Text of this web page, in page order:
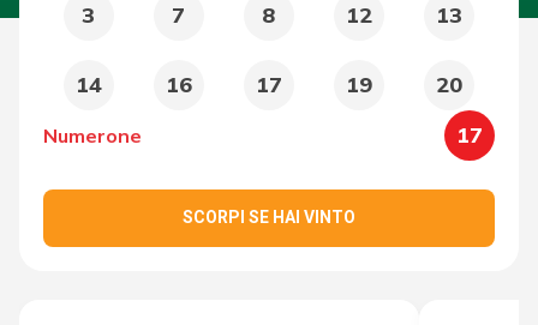
3 7 8 12 13
14 16 17 19 20
Numerone 17
SCORPI SE HAI VINTO